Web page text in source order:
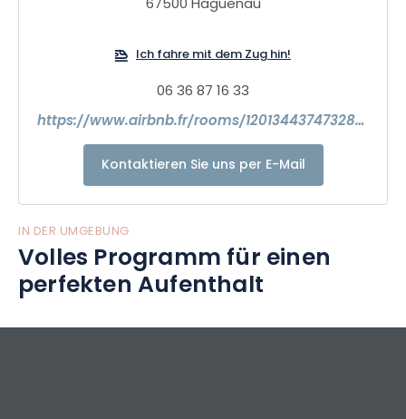
67500 Haguenau
Ich fahre mit dem Zug hin!
06 36 87 16 33
https://www.airbnb.fr/rooms/1201344374732846473?search_mode=regular_search&check_in=2024-10-03&check_out=2024-10-04&source_impression_id=p3_1726505742_P3fTxDMI1oJ46_t6&previous_page_section_name=1000&federated_search_id=2b158bd1-965a-4522-ae32-046ec451b1e6
Kontaktieren Sie uns per E-Mail
IN DER UMGEBUNG
Volles Programm für einen
perfekten Aufenthalt